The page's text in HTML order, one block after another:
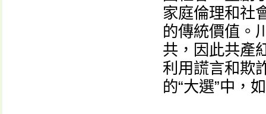
家庭倫理和社
的傳統價值。
共，因此共產
利用謊言和欺
的“大選”中，